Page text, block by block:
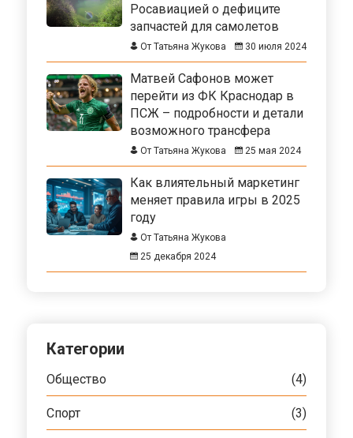
Росавиацией о дефиците
запчастей для самолетов
От Татьяна Жукова 30 июля 2024
Матвей Сафонов может
перейти из ФК Краснодар в
ПСЖ – подробности и детали
возможного трансфера
От Татьяна Жукова 25 мая 2024
Как влиятельный маркетинг
меняет правила игры в 2025
году
От Татьяна Жукова
25 декабря 2024
Категории
Общество (4)
Спорт (3)